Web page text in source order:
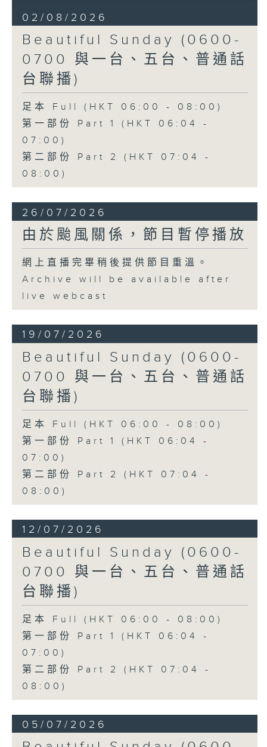
02/08/2026
Beautiful Sunday (0600-
0700 與一台、五台、普通話
台聯播)
足本 Full (HKT 06:00 - 08:00)
第一部份 Part 1 (HKT 06:04 -
07:00)
第二部份 Part 2 (HKT 07:04 -
08:00)
26/07/2026
由於颱風關係，節目暫停播放
網上直播完畢稍後提供節目重溫。
Archive will be available after
live webcast
19/07/2026
Beautiful Sunday (0600-
0700 與一台、五台、普通話
台聯播)
足本 Full (HKT 06:00 - 08:00)
第一部份 Part 1 (HKT 06:04 -
07:00)
第二部份 Part 2 (HKT 07:04 -
08:00)
12/07/2026
Beautiful Sunday (0600-
0700 與一台、五台、普通話
台聯播)
足本 Full (HKT 06:00 - 08:00)
第一部份 Part 1 (HKT 06:04 -
07:00)
第二部份 Part 2 (HKT 07:04 -
08:00)
05/07/2026